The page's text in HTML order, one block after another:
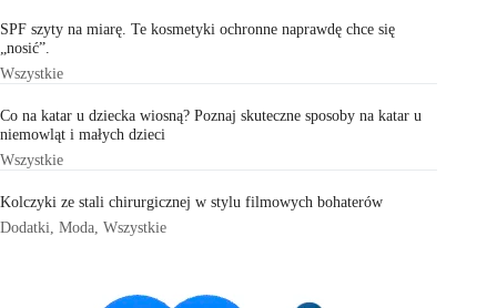
SPF szyty na miarę. Te kosmetyki ochronne naprawdę chce się
„nosić”.
Wszystkie
Co na katar u dziecka wiosną? Poznaj skuteczne sposoby na katar u
niemowląt i małych dzieci
Wszystkie
Kolczyki ze stali chirurgicznej w stylu filmowych bohaterów
Dodatki Moda Wszystkie